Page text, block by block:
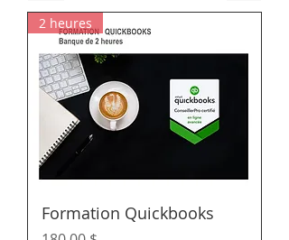
2 heures
Formation Quickbooks